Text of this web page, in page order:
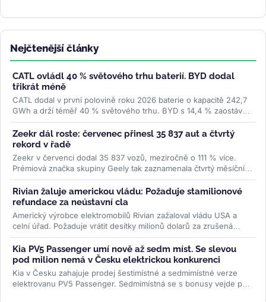
Nejčtenější články
CATL ovládl 40 % světového trhu baterií. BYD dodal
třikrát méně
CATL dodal v první polovině roku 2026 baterie o kapacitě 242,7
GWh a drží téměř 40 % světového trhu. BYD s 14,4 % zaostává
trojnásobně....>>
Zeekr dál roste: červenec přinesl 35 837 aut a čtvrtý
rekord v řadě
Zeekr v červenci dodal 35 837 vozů, meziročně o 111 % více.
Prémiová značka skupiny Geely tak zaznamenala čtvrtý měsíční
rekord po...>>
Rivian žaluje americkou vládu: Požaduje stamilionové
refundace za neústavní cla
Americký výrobce elektromobilů Rivian zažaloval vládu USA a
celní úřad. Požaduje vrátit desítky milionů dolarů za zrušená
Trumpova...>>
Kia PV5 Passenger umí nově až sedm míst. Se slevou
pod milion nemá v Česku elektrickou konkurenci
Kia v Česku zahajuje prodej šestimístné a sedmimístné verze
elektrovanu PV5 Passenger. Sedmimístná se s bonusy vejde pod